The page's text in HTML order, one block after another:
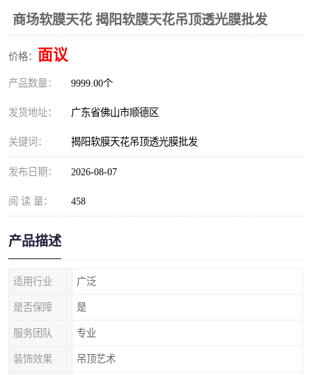
商场软膜天花 揭阳软膜天花吊顶透光膜批发
价格： 面议
产品数量： 9999.00个
发货地址： 广东省佛山市顺德区
关键词： 揭阳软膜天花吊顶透光膜批发
发布日期： 2026-08-07
阅 读 量： 458
产品描述
适用行业 广泛
是否保障 是
服务团队 专业
装饰效果 吊顶艺术